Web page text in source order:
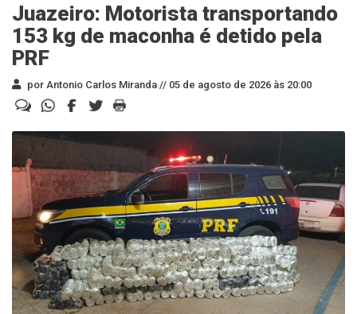
Juazeiro: Motorista transportando
153 kg de maconha é detido pela
PRF
por Antonio Carlos Miranda // 05 de agosto de 2026 às 20:00